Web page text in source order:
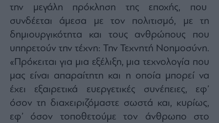
την μεγάλη πρόκληση της εποχής, που
συνδέεται άμεσα με τον πολιτισμό, με τη
δημιουργικότητα και τους ανθρώπους που
υπηρετούν την τέχνη: Την Τεχνητή Νοημοσύνη.
«Πρόκειται για μια εξέλιξη, μια τεχνολογία που
μας είναι απαραίτητη και η οποία μπορεί να
έχει εξαιρετικά ευεργετικές συνέπειες, εφ’
όσον τη διαχειριζόμαστε σωστά και, κυρίως,
εφ’ όσον τοποθετούμε τον άνθρωπο στο